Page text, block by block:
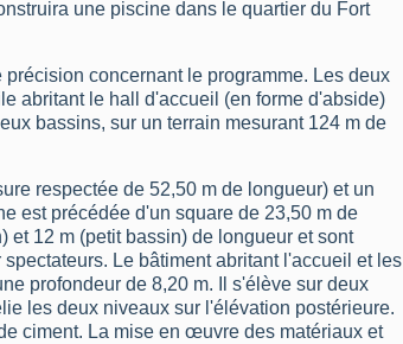
une piscine dans le quartier du Fort
concernant le programme. Les deux
abritant le hall d'accueil (en forme d'abside)
bassins, sur un terrain mesurant 124 m de
respectée de 52,50 m de longueur) et un
est précédée d'un square de 23,50 m de
et 12 m (petit bassin) de longueur et sont
Le bâtiment abritant l'accueil et les
profondeur de 8,20 m. Il s'élève sur deux
les deux niveaux sur l'élévation postérieure.
ciment. La mise en œuvre des matériaux et